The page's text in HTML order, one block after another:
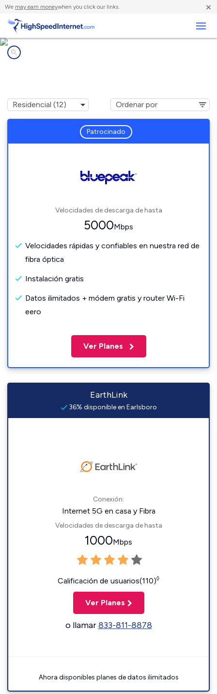
We may earn moneywhen you click our links. ×
Patrocinado
Velocidades de descarga de hasta
5000Mbps
Velocidades rápidas y confiables en nuestra red de
fibra óptica
Instalación gratis
Datos ilimitados + módem gratis y router Wi-Fi
eero
Ver Planes
EarthLink
36% disponible en Earlsboro
Conexión:
Internet 5G en casa y Fibra
Velocidades de descarga de hasta
1000Mbps
Calificación de usuarios(110)◊
Ver Planes
o llamar833-811-8878
Ahora disponibles planes de datos ilimitados